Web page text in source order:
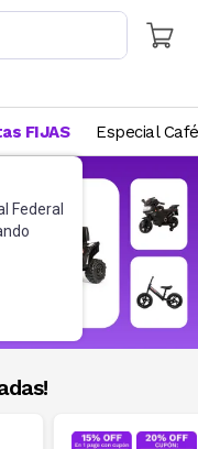
Federal
FIJAS Especial Café